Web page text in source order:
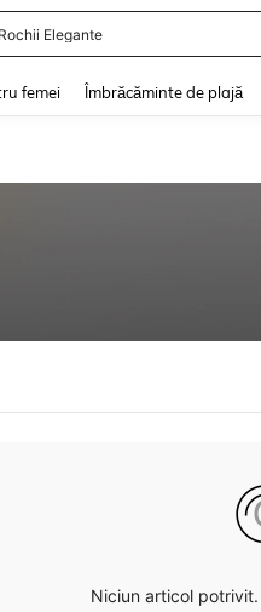
Rochii Elegante
femei Îmbrăcăminte de plajă
Niciun articol